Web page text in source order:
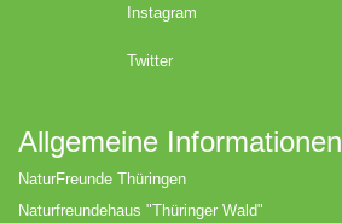
Instagram
Twitter
Allgemeine Informationen
NaturFreunde Thüringen
Naturfreundehaus "Thüringer Wald"